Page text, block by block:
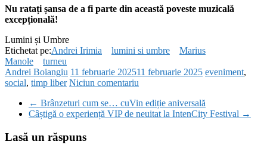
Nu ratați șansa de a fi parte din această poveste muzicală
excepțională!
Lumini și Umbre
Etichetat pe:Andrei Irimia lumini si umbre
Marius
Manole
turneu
Andrei Boiangiu 11 februarie 202511 februarie 2025 eveniment,
social, timp liber Niciun comentariu
← Brânzeturi cum se… cuVin ediție aniversală
Câștigă o experiență VIP de neuitat la IntenCity Festival →
Lasă un răspuns